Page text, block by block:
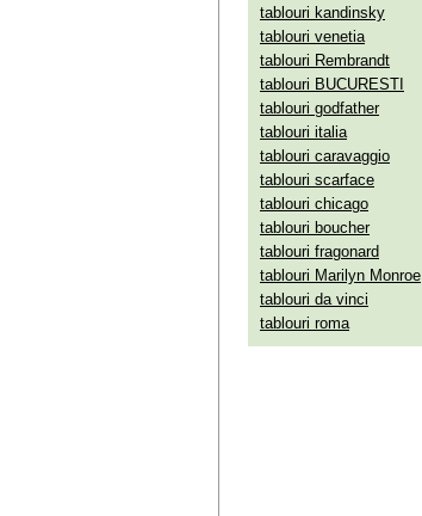
tablouri kandinsky
tablouri venetia
tablouri Rembrandt
tablouri BUCURESTI
tablouri godfather
tablouri italia
tablouri caravaggio
tablouri scarface
tablouri chicago
tablouri boucher
tablouri fragonard
tablouri Marilyn Monroe
tablouri da vinci
tablouri roma